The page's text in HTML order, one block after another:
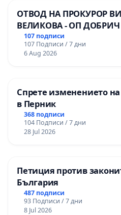
ОТВОД НА ПРОКУРОР
ВЕЛИКОВА - ОП ДОБРИЧ
107 подписи
107 Подписи / 7 дни
6 Aug 2026
Спрете изменението
в Перник
368 подписи
104 Подписи / 7 дни
28 Jul 2026
Петиция против
България
487 подписи
93 Подписи / 7 дни
8 Jul 2026